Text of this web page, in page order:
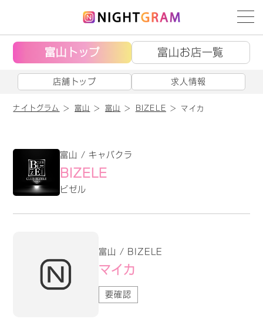
富山トップ 富山お店一覧
店舗トップ 求人情報
ナイトグラム 富山 富山 BIZELE マイカ
富山 / キャバクラ
BIZELE
ビゼル
富山 / BIZELE
マイカ
要確認